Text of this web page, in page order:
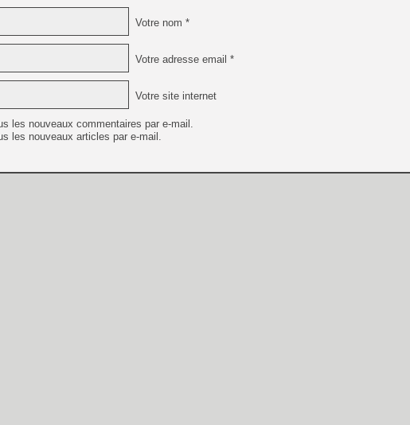
Votre nom *
Votre adresse email *
Votre site internet
les nouveaux commentaires par e-mail.
les nouveaux articles par e-mail.